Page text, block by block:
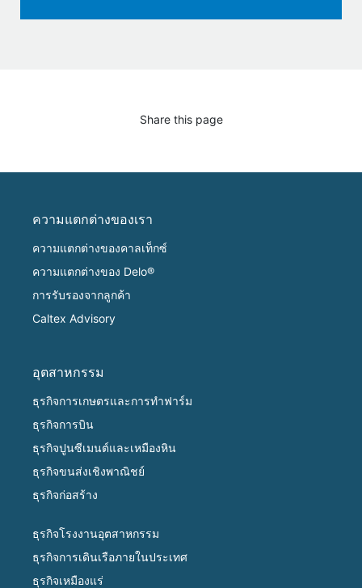
Share this page
ความแตกต่างของเรา
ความแตกต่างของคาลเท็กซ์
ความแตกต่างของ Delo®
การรับรองจากลูกค้า
Caltex Advisory
อุตสาหกรรม
ธุรกิจการเกษตรและการทำฟาร์ม
ธุรกิจการบิน
ธุรกิจปูนซีเมนต์และเหมืองหิน
ธุรกิจขนส่งเชิงพาณิชย์
ธุรกิจก่อสร้าง
ธุรกิจโรงงานอุตสาหกรรม
ธุรกิจการเดินเรือภายในประเทศ
ธุรกิจเหมืองแร่